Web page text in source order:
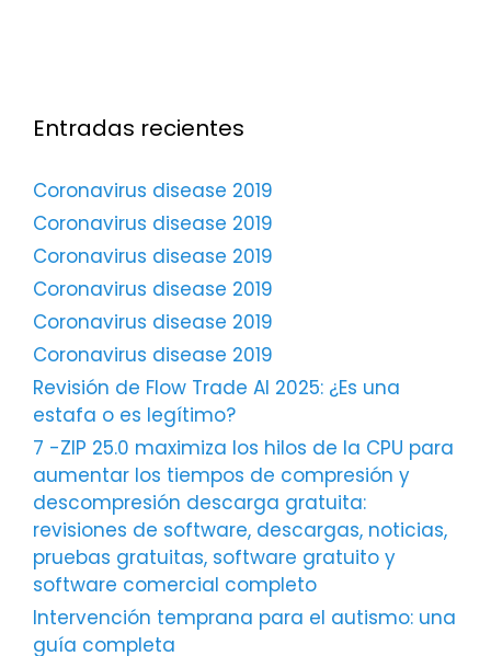
Entradas recientes
Coronavirus disease 2019
Coronavirus disease 2019
Coronavirus disease 2019
Coronavirus disease 2019
Coronavirus disease 2019
Coronavirus disease 2019
Revisión de Flow Trade AI 2025: ¿Es una
estafa o es legítimo?
7 -ZIP 25.0 maximiza los hilos de la CPU para
aumentar los tiempos de compresión y
descompresión descarga gratuita:
revisiones de software, descargas, noticias,
pruebas gratuitas, software gratuito y
software comercial completo
Intervención temprana para el autismo: una
guía completa